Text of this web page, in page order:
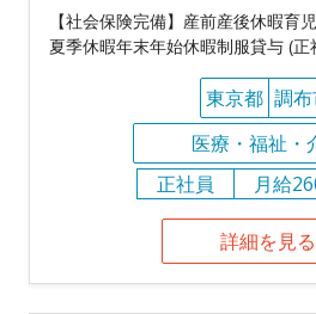
【社会保険完備】産前産後休暇育
夏季休暇年末年始休暇制服貸与 (正
東京都 調
医療・福祉・
正社員
月給
詳細を見る